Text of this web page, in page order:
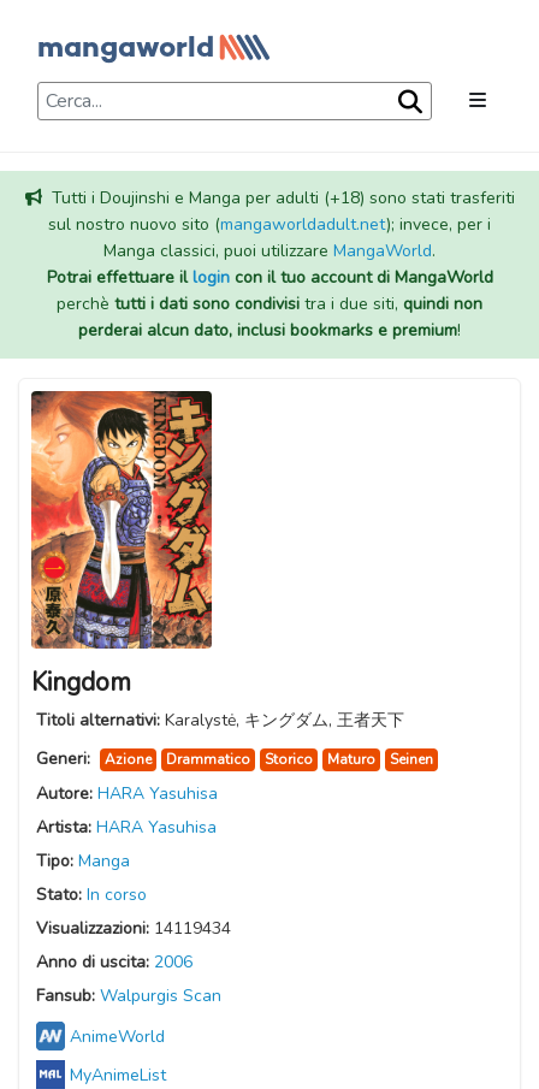
Tutti i Doujinshi e Manga per adulti (+18) sono stati trasferiti
sul nostro nuovo sito (mangaworldadult.net); invece, per i
Manga classici, puoi utilizzare MangaWorld.
Potrai effettuare illogincon il tuo account di MangaWorld
perchè tutti i dati sono condivisi tra i due siti, quindi non
perderai alcun dato, inclusi bookmarks e premium!
Kingdom
Titoli alternativi: Karalystė, キングダム, 王者天下
Generi:
Azione Drammatico Storico Maturo Seinen
Autore: HARA Yasuhisa
Artista: HARA Yasuhisa
Tipo: Manga
Stato: In corso
Visualizzazioni: 14119434
Anno di uscita: 2006
Fansub: Walpurgis Scan
AnimeWorld
MyAnimeList